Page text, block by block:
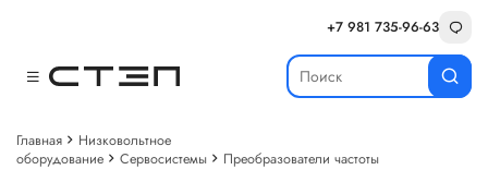
+7 981 735-96-63
Главная
Низковольтное
оборудование
Сервосистемы Преобразователи частоты